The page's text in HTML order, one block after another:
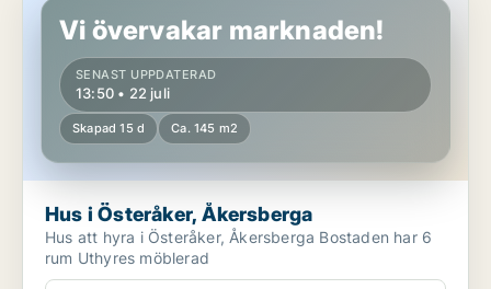
Vi övervakar marknaden!
SENAST UPPDATERAD
13:50 • 22 juli
Skapad 15 d Ca. 145 m2
Hus i Österåker, Åkersberga
Hus att hyra i Österåker, Åkersberga Bostaden har 6
rum Uthyres möblerad